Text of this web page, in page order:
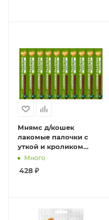
Мнямс д/кошек
лакомые палочки с
уткой и кроликом
10шт*5 г
Много
428 ₽